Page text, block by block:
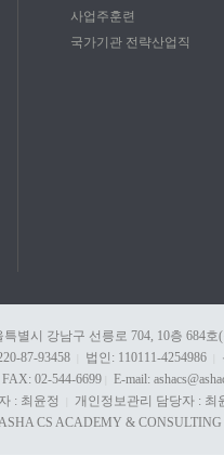
사업주훈련
국가기관 전략산업직
특별시 강남구 선릉로 704, 10층 684
87-93458 법인: 110111-4254986
FAX: 02-544-6699
E-mail:
: 최윤정
개인정보관리 담당자 : 최
CS ACADEMY & CONSULTING